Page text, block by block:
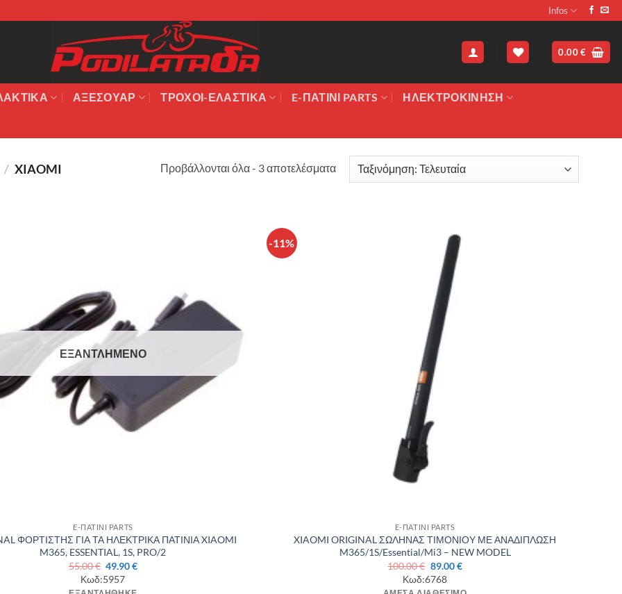
Infos
0.00€
ΑΞΕΣΟΥΆΡ ΤΡΟΧΟΙ-ΕΛΑΣΤΙΚΑ E-ΠΑΤΙΝΙ PARTS ΗΛΕΚΤΡΟΚΙΝΗΣΗ
/ XIAOMI Προβάλλονται όλα - 3 αποτελέσματαSorted
ΕΞΑΝΤΛΗΜΈΝΟ
E-ΠΑΤΙΝΙ PARTS
ΦΟΡΤΙΣΤΗΣ ΓΙΑ ΤΑ ΗΛΕΚΤΡΙΚΑ ΠΑΤΙΝΙΑ XIAOMI
M365, ESSENTIAL, 1S, PRO/2
55.00€ Original
price
was:
49.90€Η
Κωδ:5957
-11%
E-ΠΑΤΙΝΙ PARTS
XIAOMI ORIGINAL ΣΩΛΗΝΑΣ ΤΙΜΟΝΙΟΥ ΜΕ ΑΝΑΔΙΠΛΩΣΗ
M365/1S/Essential/Mi3 – NEW MODEL
100.00€ Original
price
was:
89.00€Η
Κωδ:6768